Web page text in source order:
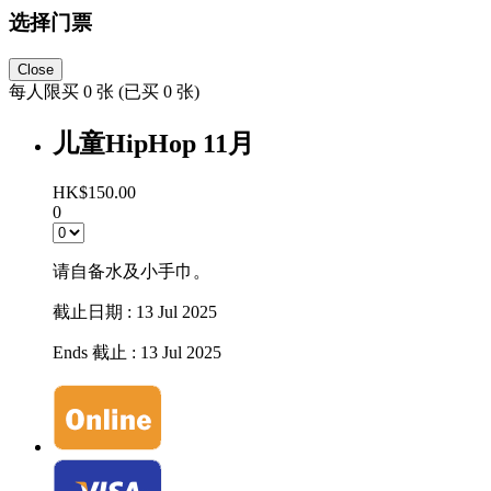
选择门票
Close
每人限买 0 张 (已买 0 张)
儿童HipHop 11月
HK$150.00
0
请自备水及小手巾。
截止日期 : 13 Jul 2025
Ends 截止 : 13 Jul 2025